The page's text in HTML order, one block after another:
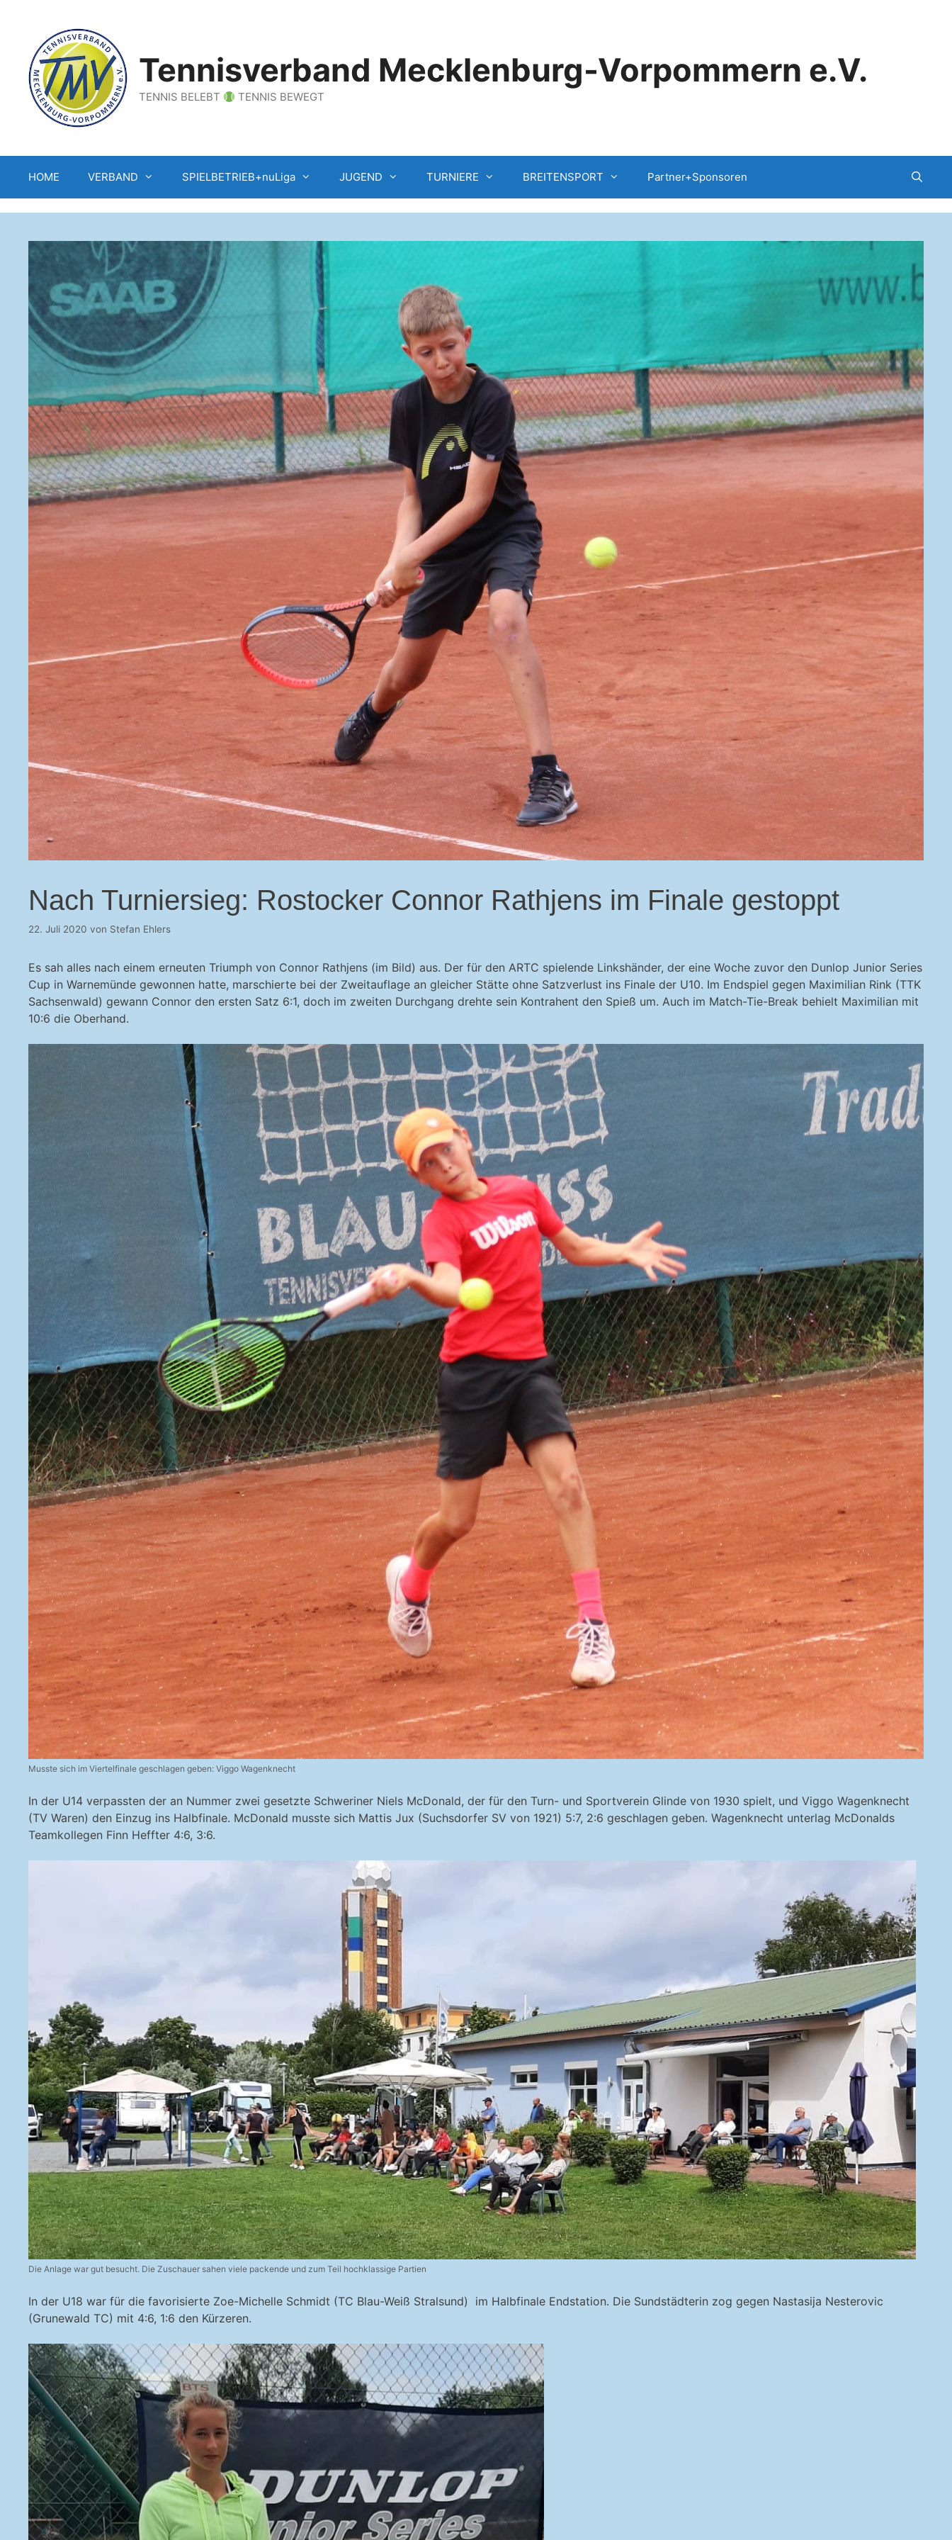
springen
Tennisverband Mecklenburg-Vorpommern e.V.
TENNIS BELEBT TENNIS BEWEGT
HOME VERBAND SPIELBETRIEB+nuLiga JUGEND TURNIERE BREITENSPORT Partner+Sponsoren
Nach Turniersieg: Rostocker Connor Rathjens im Finale gestoppt
22. Juli 2020 von Stefan Ehlers
Es sah alles nach einem erneuten Triumph von Connor Rathjens (im Bild) aus. Der für den ARTC spielende Linkshänder, der eine Woche zuvor den Dunlop Junior Series
Cup in Warnemünde gewonnen hatte, marschierte bei der Zweitauflage an gleicher Stätte ohne Satzverlust ins Finale der U10. Im Endspiel gegen Maximilian Rink (TTK
Sachsenwald) gewann Connor den ersten Satz 6:1, doch im zweiten Durchgang drehte sein Kontrahent den Spieß um. Auch im Match-Tie-Break behielt Maximilian mit
10:6 die Oberhand.
Musste sich im Viertelfinale geschlagen geben: Viggo Wagenknecht
In der U14 verpassten der an Nummer zwei gesetzte Schweriner Niels McDonald, der für den Turn- und Sportverein Glinde von 1930 spielt, und Viggo Wagenknecht
(TV Waren) den Einzug ins Halbfinale. McDonald musste sich Mattis Jux (Suchsdorfer SV von 1921) 5:7, 2:6 geschlagen geben. Wagenknecht unterlag McDonalds
Teamkollegen Finn Heffter 4:6, 3:6.
Die Anlage war gut besucht. Die Zuschauer sahen viele packende und zum Teil hochklassige Partien
In der U18 war für die favorisierte Zoe-Michelle Schmidt (TC Blau-Weiß Stralsund) im Halbfinale Endstation. Die Sundstädterin zog gegen Nastasija Nesterovic
(Grunewald TC) mit 4:6, 1:6 den Kürzeren.